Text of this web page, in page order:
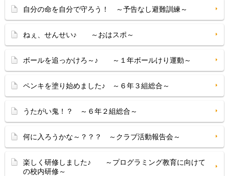
自分の命を自分で守ろう！ ～予告なし避難訓練～
ねぇ、せんせい♪ ～おはスポ～
ボールを追っかけろ～♪ ～１年ボールけり運動～
ペンキを塗り始めました♪ ～６年３組総合～
うたがい鬼！？ ～６年２組総合～
何に入ろうかな～？？？ ～クラブ活動報告会～
楽しく研修しました♪ ～プログラミング教育に向けて
の校内研修～